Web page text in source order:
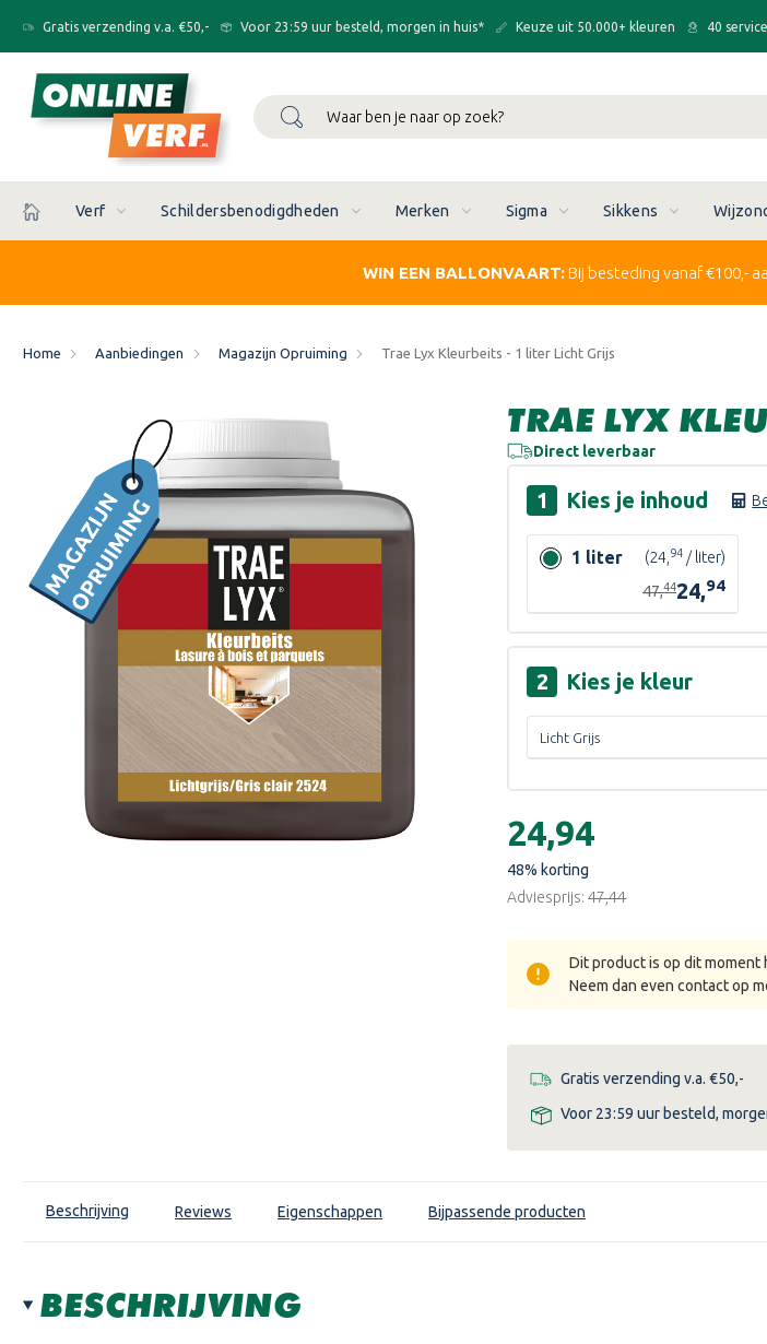
Gratis verzending v.a. €50,- Voor 23:59 uur besteld, morgen in huis* Keuze uit 50.000+ kleuren 40
Zoeken
Verf Schildersbenodigdheden Merken Sigma Sikkens
WIN EEN BALLONVAART:Bij besteding vanaf €100,-
Home Aanbiedingen Magazijn Opruiming Trae Lyx Kleurbeits - 1 liter Licht Grijs
TRAE LYX
Direct leverbaar
Kies je inhoud
1 liter (24, 94 / liter)
47,4424,94
Kies je kleur
€24,94
48% korting
Adviesprijs:€47,44
Dit product is op dit moment
Neem dan even contact op
Gratis verzending v.a. €50,-
Voor 23:59 uur besteld,
Beschrijving Reviews Eigenschappen Bijpassende producten
BESCHRIJVING